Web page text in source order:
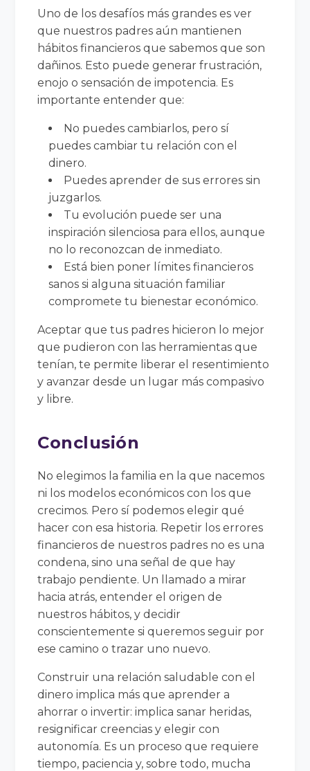
Uno de los desafíos más grandes es ver
que nuestros padres aún mantienen
hábitos financieros que sabemos que son
dañinos. Esto puede generar frustración,
enojo o sensación de impotencia. Es
importante entender que:
No puedes cambiarlos, pero sí
puedes cambiar tu relación con el
dinero.
Puedes aprender de sus errores sin
juzgarlos.
Tu evolución puede ser una
inspiración silenciosa para ellos, aunque
no lo reconozcan de inmediato.
Está bien poner límites financieros
sanos si alguna situación familiar
compromete tu bienestar económico.
Aceptar que tus padres hicieron lo mejor
que pudieron con las herramientas que
tenían, te permite liberar el resentimiento
y avanzar desde un lugar más compasivo
y libre.
Conclusión
No elegimos la familia en la que nacemos
ni los modelos económicos con los que
crecimos. Pero sí podemos elegir qué
hacer con esa historia. Repetir los errores
financieros de nuestros padres no es una
condena, sino una señal de que hay
trabajo pendiente. Un llamado a mirar
hacia atrás, entender el origen de
nuestros hábitos, y decidir
conscientemente si queremos seguir por
ese camino o trazar uno nuevo.
Construir una relación saludable con el
dinero implica más que aprender a
ahorrar o invertir: implica sanar heridas,
resignificar creencias y elegir con
autonomía. Es un proceso que requiere
tiempo, paciencia y, sobre todo, mucha